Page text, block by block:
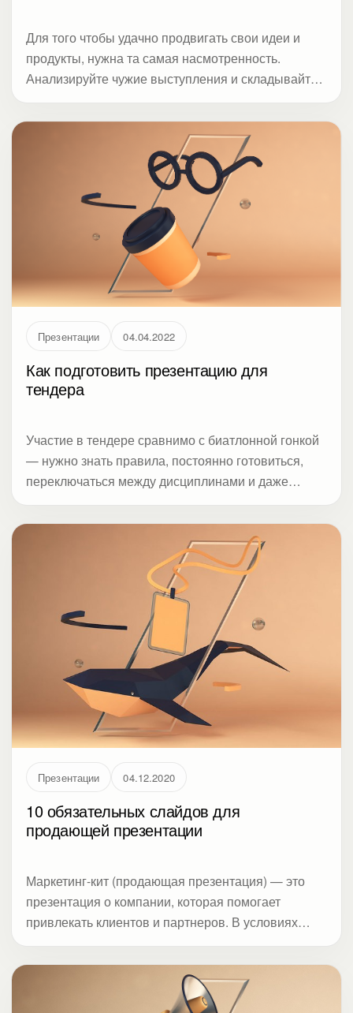
Для того чтобы удачно продвигать свои идеи и
продукты, нужна та самая насмотренность.
Анализируйте чужие выступления и складывайте
Презентации 04.04.2022
Как подготовить презентацию для
тендера
Участие в тендере сравнимо с биатлонной гонкой
— нужно знать правила, постоянно готовиться,
переключаться между дисциплинами и даже
своем деле — придется научиться презентовать
себя и свою компанию. С чего начинать работу
над презентацией для тендера и какие слайды
использовать, чтобы убедить тендерную
Презентации 04.12.2020
10 обязательных слайдов для
продающей презентации
Маркетинг-кит (продающая презентация) — это
презентация о компании, которая помогает
привлекать клиентов и партнеров. В условиях
набирает популярность.